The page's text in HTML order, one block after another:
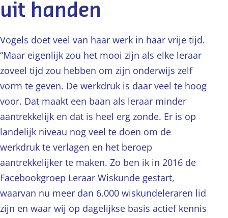
uit handen
Vogels doet veel van haar werk in haar vrije tijd.
“Maar eigenlijk zou het mooi zijn als elke leraar
zoveel tijd zou hebben om zijn onderwijs zelf
vorm te geven. De werkdruk is daar veel te hoog
voor. Dat maakt een baan als leraar minder
aantrekkelijk en dat is heel erg zonde. Er is op
landelijk niveau nog veel te doen om de
werkdruk te verlagen en het beroep
aantrekkelijker te maken. Zo ben ik in 2016 de
Facebookgroep Leraar Wiskunde gestart,
waarvan nu meer dan 6.000 wiskundeleraren lid
zijn en waar wij op dagelijkse basis actief kennis